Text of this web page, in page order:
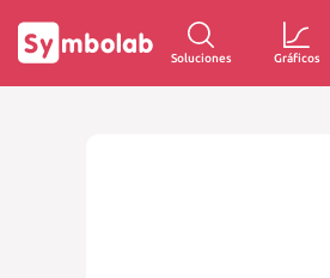
Soluciones Gráficos